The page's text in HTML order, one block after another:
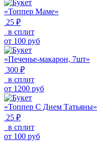
«Топпер Маме»
25 ₽
в сплит
от 100 руб
«Печенье-макарон, 7шт»
300 ₽
в сплит
от 1200 руб
«Топпер С Днем Татьяны»
25 ₽
в сплит
от 100 руб